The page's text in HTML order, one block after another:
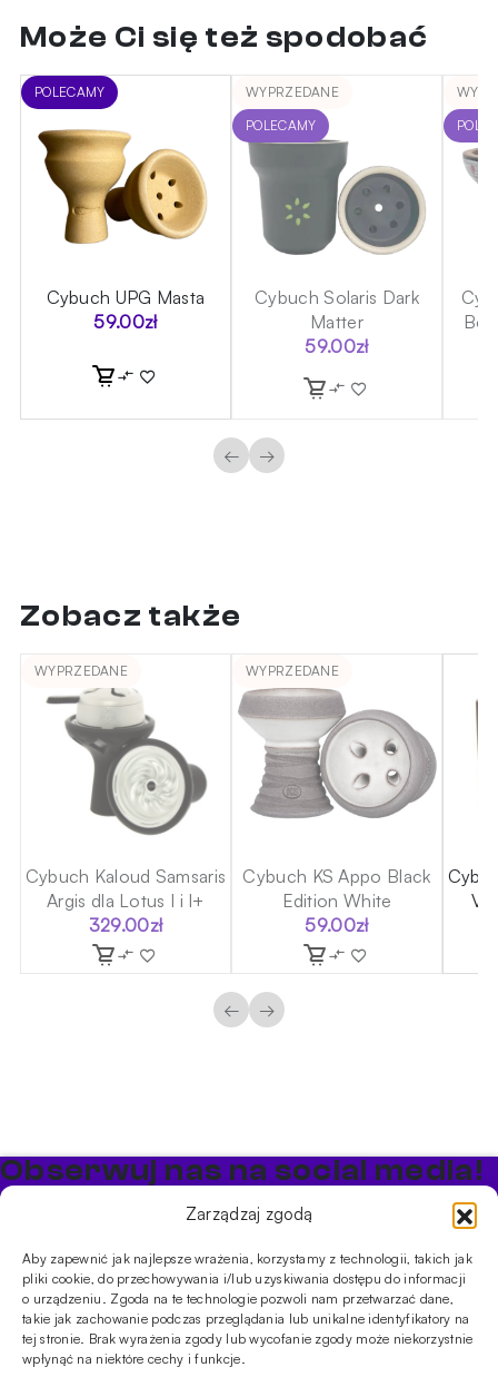
Zarządzaj zgodą
Aby zapewnić jak najlepsze wrażenia, korzystamy z technologii, takich jak
pliki cookie, do przechowywania i/lub uzyskiwania dostępu do informacji
o urządzeniu. Zgoda na te technologie pozwoli nam przetwarzać dane,
takie jak zachowanie podczas przeglądania lub unikalne identyfikatory na
tej stronie. Brak wyrażenia zgody lub wycofanie zgody może niekorzystnie
wpłynąć na niektóre cechy i funkcje.
Może Ci się też spodobać
POLECAMY
Cybuch UPG Masta
59.00zł
WYPRZEDANE
POLECAMY
Cybuch Solaris Dark
Matter
59.00zł
← →
Zobacz także
WYPRZEDANE
Cybuch Kaloud Samsaris
Argis dla Lotus I i I+
329.00zł
WYPRZEDANE
Cybuch KS Appo Black
Edition White
59.00zł
← →
Obserwuj nas na social media!
Bądź na bieżąco z promocjami i nowościami w sklepie
PRODUKTY
ShisheCybuchyTytonie Rozpalanie
INFORMACJE